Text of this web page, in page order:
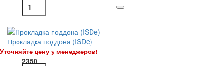
Прокладка поддона (ISDe)
Уточняйте цену у менеджеров!
2350